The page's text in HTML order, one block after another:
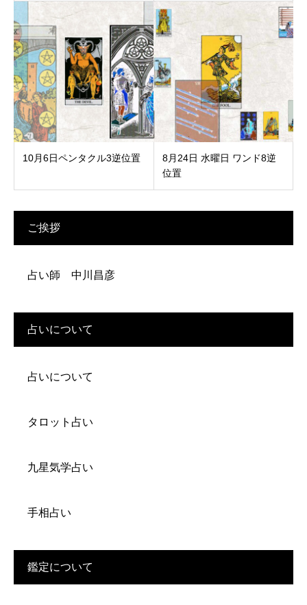
10月6日ペンタクル3逆位置
8月24日 水曜日 ワンド8逆
位置
ご挨拶
占い師 中川昌彦
占いについて
占いについて
タロット占い
九星気学占い
手相占い
鑑定について